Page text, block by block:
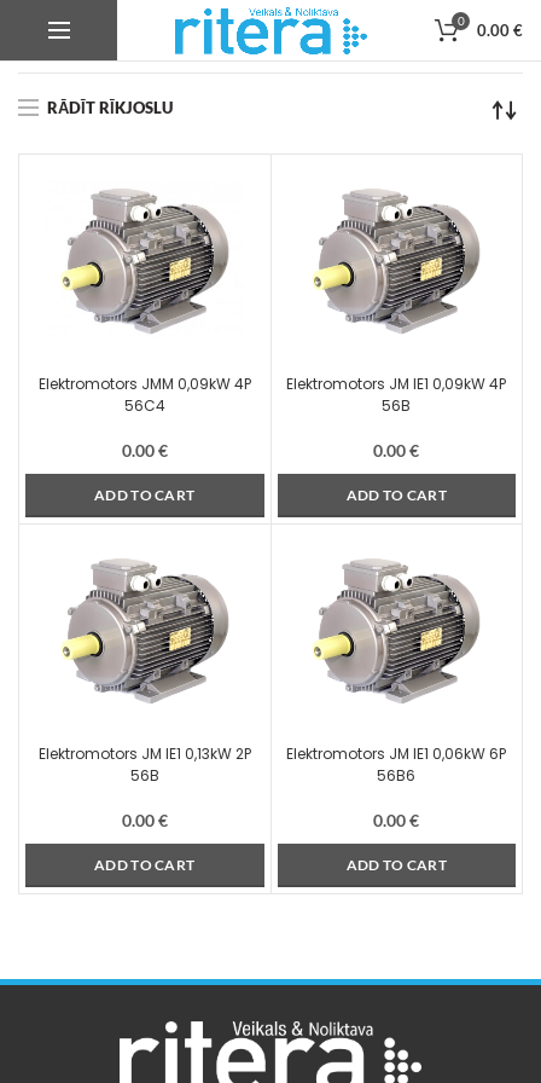
0 0.00€
Product Ass diametrs 9 mm
RĀDĪT RĪKJOSLU
Elektromotors JMM 0,09kW 4P
56C4
0.00€
ADD TO CART
Elektromotors JM IE1 0,09kW 4P
56B
0.00€
ADD TO CART
Elektromotors JM IE1 0,13kW 2P
56B
0.00€
ADD TO CART
Elektromotors JM IE1 0,06kW 6P
56B6
0.00€
ADD TO CART